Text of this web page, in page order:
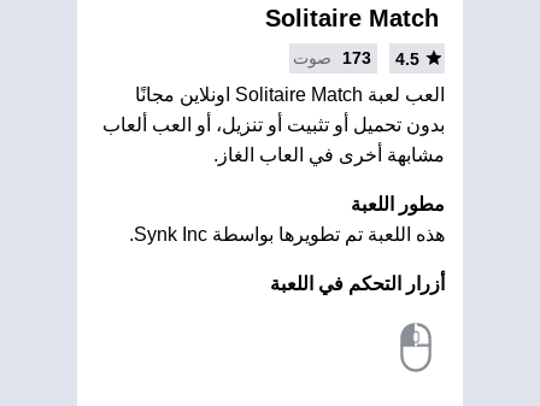
Solitaire Match
4.5
173 صوت
العب لعبة Solitaire Match اونلاين مجانًا
بدون تحميل أو تثبيت أو تنزيل، أو العب ألعاب
مشابهة أخرى في العاب الغاز.
مطور اللعبة
هذه اللعبة تم تطويرها بواسطة Synk Inc.
أزرار التحكم في اللعبة